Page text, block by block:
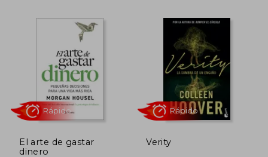
20%
dcto.
El arte de gastar
dinero
Verity